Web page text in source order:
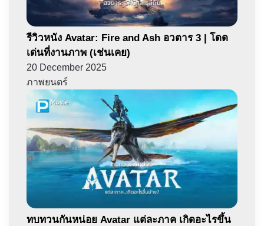
รีวิวหนัง Avatar: Fire and Ash อวตาร 3 | โดด
เด่นที่งานภาพ​ (เช่นเคย)
20 December 2025
ภาพยนตร์
ทบทวนกันหน่อย Avatar แต่ละภาค เกิดอะไรขึ้น